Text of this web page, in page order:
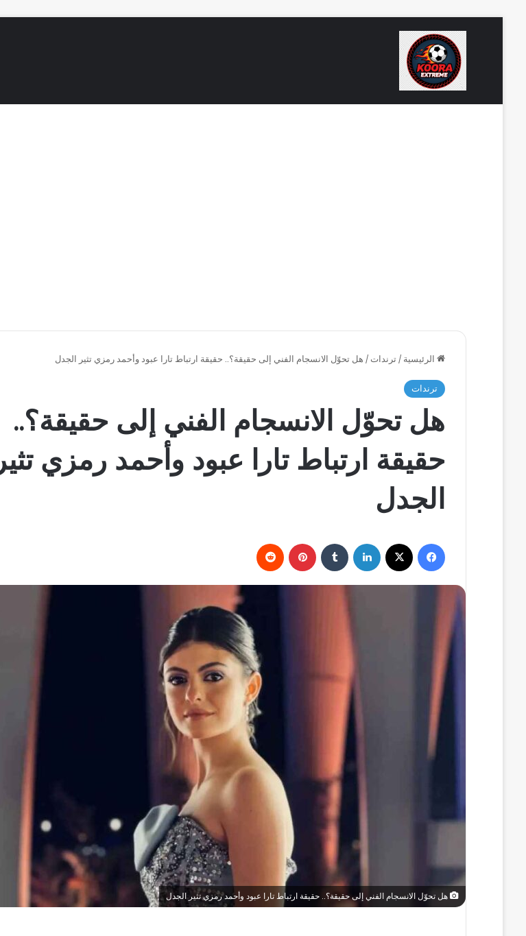
الرئيسية / ترندات / هل تحوّل الانسجام الفني إلى حقيقة؟.. حقيقة ارتباط تارا عبود وأحمد رمزي تثير الجدل
ترندات
هل تحوّل الانسجام الفني إلى حقيقة؟..
حقيقة ارتباط تارا عبود وأحمد رمزي تثير
الجدل
فيسبوك لينكدإن بينتيريست
هل تحوّل الانسجام الفني إلى حقيقة؟.. حقيقة ارتباط تارا عبود وأحمد رمزي تثير الجدل